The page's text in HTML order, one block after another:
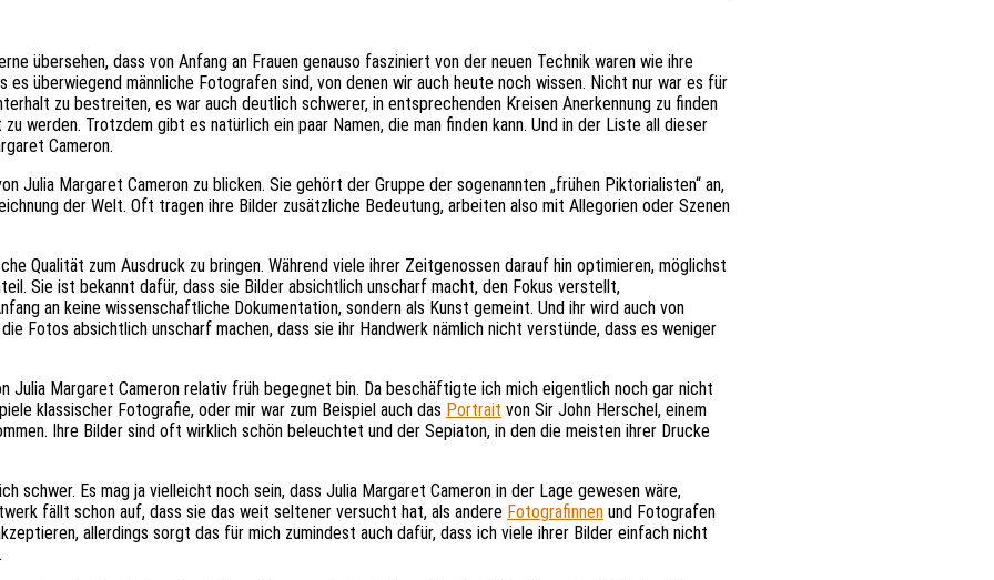
übersehen, dass von Anfang an Frauen genauso fasziniert von der neuen Technik waren wie ihre
überwiegend männliche Fotografen sind, von denen wir auch heute noch wissen. Nicht nur war es für
zu bestreiten, es war auch deutlich schwerer, in entsprechenden Kreisen Anerkennung zu finden
werden. Trotzdem gibt es natürlich ein paar Namen, die man finden kann. Und in der Liste all dieser
Cameron.
Julia Margaret Cameron zu blicken. Sie gehört der Gruppe der sogenannten „frühen Piktorialisten“ an,
der Welt. Oft tragen ihre Bilder zusätzliche Bedeutung, arbeiten also mit Allegorien oder Szenen
Qualität zum Ausdruck zu bringen. Während viele ihrer Zeitgenossen darauf hin optimieren, möglichst
Sie ist bekannt dafür, dass sie Bilder absichtlich unscharf macht, den Fokus verstellt,
an keine wissenschaftliche Dokumentation, sondern als Kunst gemeint. Und ihr wird auch von
Fotos absichtlich unscharf machen, dass sie ihr Handwerk nämlich nicht verstünde, dass es weniger
Julia Margaret Cameron relativ früh begegnet bin. Da beschäftigte ich mich eigentlich noch gar nicht
klassischer Fotografie, oder mir war zum Beispiel auch das Portrait von Sir John Herschel, einem
Ihre Bilder sind oft wirklich schön beleuchtet und der Sepiaton, in den die meisten ihrer Drucke
schwer. Es mag ja vielleicht noch sein, dass Julia Margaret Cameron in der Lage gewesen wäre,
fällt schon auf, dass sie das weit seltener versucht hat, als andere Fotografinnen und Fotografen
allerdings sorgt das für mich zumindest auch dafür, dass ich viele ihrer Bilder einfach nicht